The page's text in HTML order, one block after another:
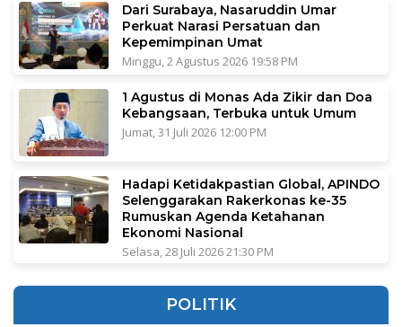
Dari Surabaya, Nasaruddin Umar
Perkuat Narasi Persatuan dan
Kepemimpinan Umat
Minggu, 2 Agustus 2026 19:58 PM
1 Agustus di Monas Ada Zikir dan Doa
Kebangsaan, Terbuka untuk Umum
Jumat, 31 Juli 2026 12:00 PM
Hadapi Ketidakpastian Global, APINDO
Selenggarakan Rakerkonas ke-35
Rumuskan Agenda Ketahanan
Ekonomi Nasional
Selasa, 28 Juli 2026 21:30 PM
POLITIK